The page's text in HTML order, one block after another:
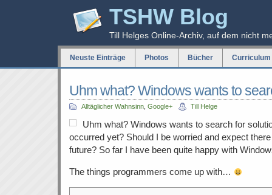
TSHW Blog
Till Helges Online-Archiv, auf dem nicht
Neuste Einträge Photos Bücher
Uhm what? Windows wants to
Alltäglicher Wahnsinn Google+ Till Helge
Uhm what? Windows wants to search for
occurred yet? Should I be worried and expect
future? So far I have been quite happy with
The things programmers come up with…